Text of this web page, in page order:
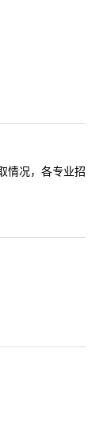
情况，各专业招